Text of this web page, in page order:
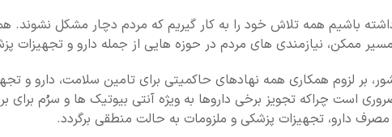
داشته باشیم همه تلاش خود را به کار گیریم که مردم دچار مشکل
ممکن، نیازمندی های مردم در حوزه هایی از جمله دارو و تجهیزات
بر لزوم همکاری همه نهادهای حاکمیتی برای تامین سلامت، دارو و
است چراکه تجویز برخی داروها به ویژه آنتی بیوتیک ها و سرُم برای
دارو، تجهیزات پزشکی و ملزومات به حالت منطقی برگردد.